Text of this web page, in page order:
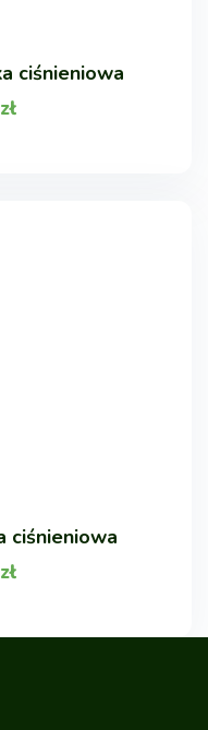
ciśnieniowa
zł
ciśnieniowa
zł